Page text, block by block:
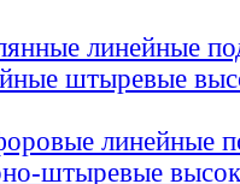
линейные
штыревые
линейные
штыревые